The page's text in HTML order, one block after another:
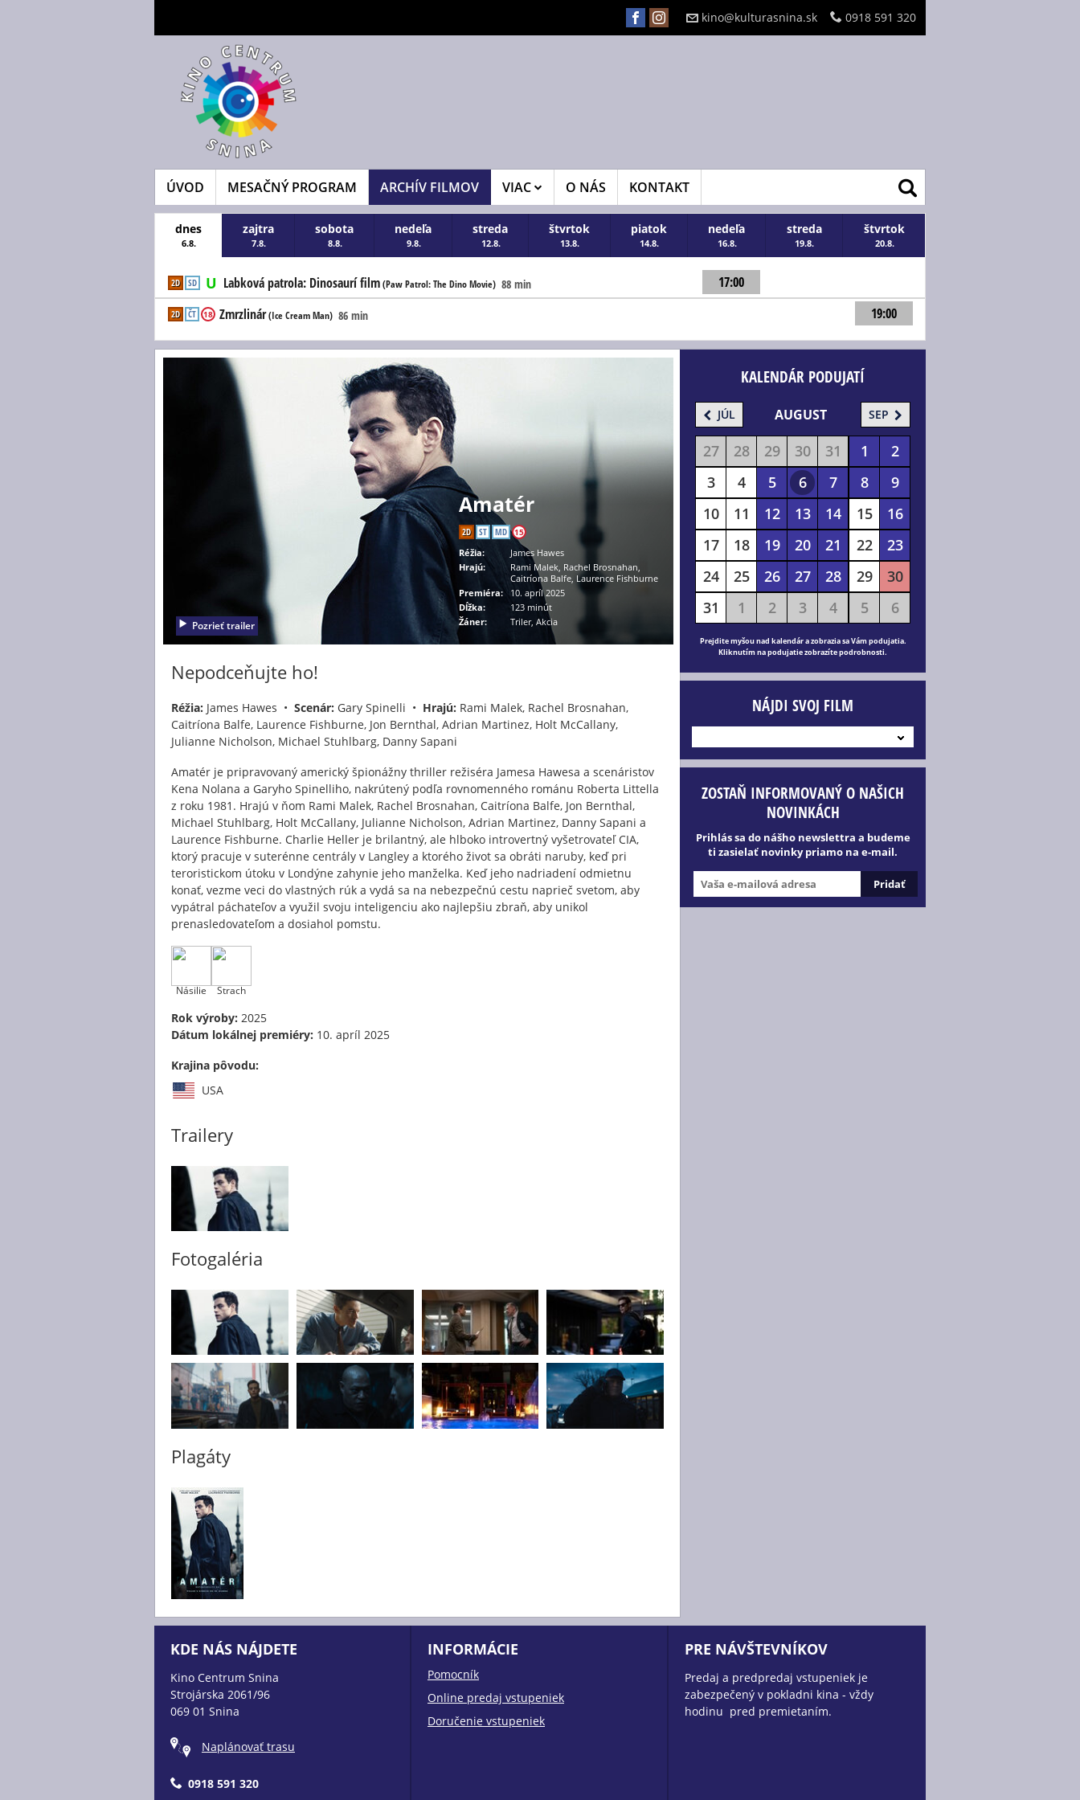
kino@kulturasnina.sk 0918 591 320
ÚVOD MESAČNÝ PROGRAM ARCHÍV FILMOV VIAC O NÁS KONTAKT
dnes
6.8.
zajtra
7.8.
sobota
8.8.
nedeľa
9.8.
streda
12.8.
štvrtok
13.8.
piatok
14.8.
nedeľa
16.8.
streda
19.8.
štvrtok
20.8.
Labková patrola: Dinosaurí film(Paw Patrol: The Dino Movie) 88 min
2D SD
17:00
Zmrzlinár(Ice Cream Man) 86 min
2D ČT 18 19:00
Pozrieť trailer
Amatér
2D ST MD 15
Réžia:
James Hawes
Hrajú:
Rami Malek, Rachel Brosnahan,
Caitríona Balfe, Laurence Fishburne
Premiéra:
10. apríl 2025
Dĺžka:
123 minút
Žáner:
Triler, Akcia
Nepodceňujte ho!
Réžia: James Hawes • Scenár: Gary Spinelli • Hrajú: Rami Malek, Rachel Brosnahan,
Caitríona Balfe, Laurence Fishburne, Jon Bernthal, Adrian Martinez, Holt McCallany,
Julianne Nicholson, Michael Stuhlbarg, Danny Sapani
Amatér je pripravovaný americký špionážny thriller režiséra Jamesa Hawesa a scenáristov
Kena Nolana a Garyho Spinelliho, nakrútený podľa rovnomenného románu Roberta Littella
z roku 1981. Hrajú v ňom Rami Malek, Rachel Brosnahan, Caitríona Balfe, Jon Bernthal,
Michael Stuhlbarg, Holt McCallany, Julianne Nicholson, Adrian Martinez, Danny Sapani a
Laurence Fishburne. Charlie Heller je brilantný, ale hlboko introvertný vyšetrovateľ CIA,
ktorý pracuje v suterénne centrály v Langley a ktorého život sa obráti naruby, keď pri
teroristickom útoku v Londýne zahynie jeho manželka. Keď jeho nadriadení odmietnu
konať, vezme veci do vlastných rúk a vydá sa na nebezpečnú cestu naprieč svetom, aby
vypátral páchateľov a využil svoju inteligenciu ako najlepšiu zbraň, aby unikol
prenasledovateľom a dosiahol pomstu.
Násilie Strach
Rok výroby: 2025
Dátum lokálnej premiéry: 10. apríl 2025
Krajina pôvodu:
USA
Trailery
Fotogaléria
Plagáty
KALENDÁR PODUJATÍ
JÚL AUGUST SEP
27 28 29 30 31 1
2
3
4 5 6 7 8
9
10
11 12 13 14 15
16
17
18 19 20 21 22
23
24
25 26 27 28 29
30
31
1 2 3 4 5 6
Prejdite myšou nad kalendár a zobrazia sa Vám podujatia.
Kliknutím na podujatie zobrazíte podrobnosti.
NÁJDI SVOJ FILM
ZOSTAŇ INFORMOVANÝ O NAŠICH
NOVINKÁCH
Prihlás sa do nášho newslettra a budeme
ti zasielať novinky priamo na e-mail.
KDE NÁS NÁJDETE
Kino Centrum Snina
Strojárska 2061/96
069 01 Snina
Naplánovať trasu
0918 591 320
INFORMÁCIE
Pomocník
Online predaj vstupeniek
Doručenie vstupeniek
PRE NÁVŠTEVNÍKOV
Predaj a predpredaj vstupeniek je
zabezpečený v pokladni kina - vždy
hodinu pred premietaním.